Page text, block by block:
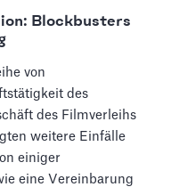
Blockbusters
von
des
des Filmverleihs
weitere Einfälle
einiger
eine Vereinbarung